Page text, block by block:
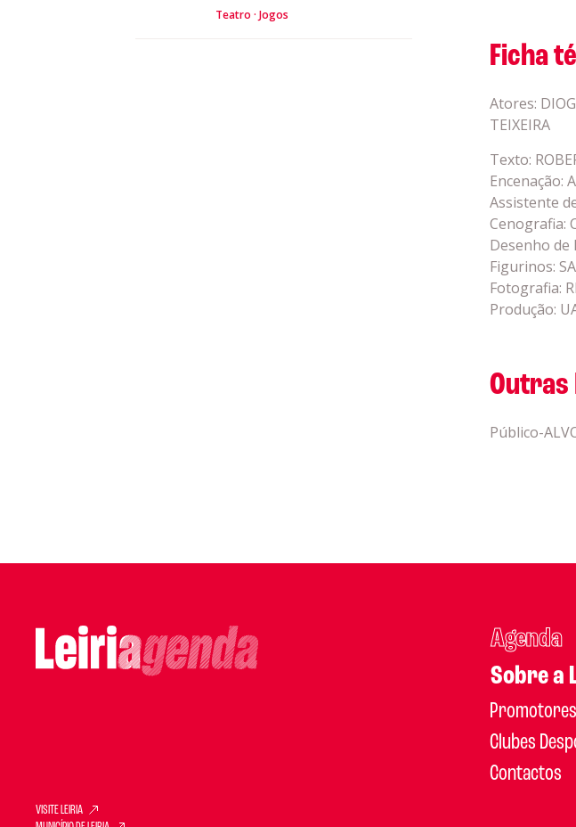
Ficha
Atores:
TEIXEIRA
Texto:
Encenação:
Assistente
Cenografia:
Desenho de
Figurinos:
Fotografia:
Produção:
Outras
Público-
Teatro Jogos
VISITE LEIRIA
Agenda
Sobre a
Promotores
Clubes
Contactos